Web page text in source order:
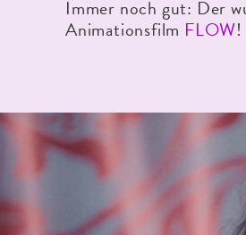
Immer noch gut: Der
Animationsfilm FLOW!